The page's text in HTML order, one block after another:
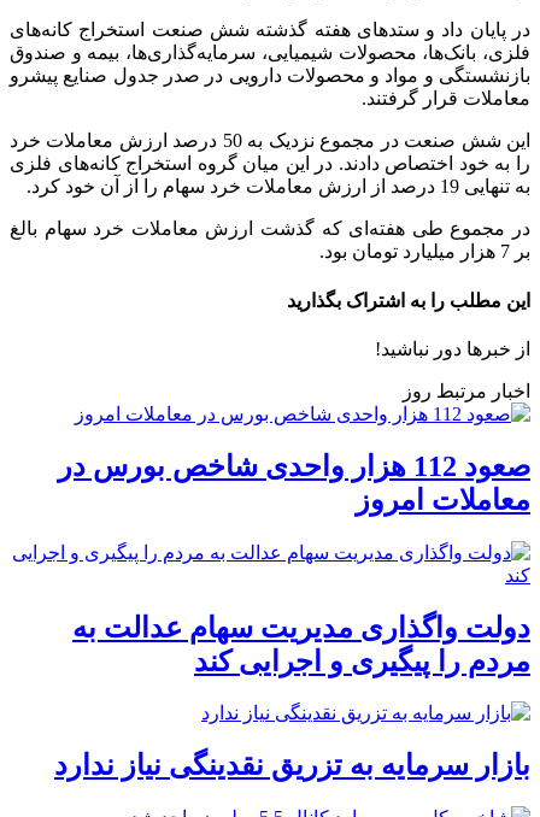
در پایان داد و ستدهای هفته گذشته شش صنعت استخراج کانه‌های
فلزی، بانک‌ها، محصولات شیمیایی، سرمایه‌گذاری‌ها، بیمه و صندوق
بازنشستگی و مواد و محصولات دارویی در صدر جدول صنایع پیشرو
معاملات قرار گرفتند.
این شش صنعت در مجموع نزدیک به 50 درصد ارزش معاملات خرد
را به خود اختصاص دادند. در این میان گروه استخراج کانه‌های فلزی
به تنهایی 19 درصد از ارزش معاملات خرد سهام را از آن خود کرد.
در مجموع طی هفته‌ای که گذشت ارزش معاملات خرد سهام بالغ
بر 7 هزار میلیارد تومان بود.
این مطلب را به اشتراک بگذارید
از خبرها دور نباشید!
اخبار مرتبط روز
صعود 112 هزار واحدی شاخص بورس در
معاملات امروز
دولت واگذاری مدیریت سهام عدالت به
مردم را پیگیری و اجرایی کند
بازار سرمایه به تزریق نقدینگی نیاز ندارد